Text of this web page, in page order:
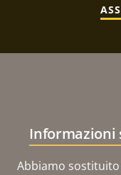
Informazioni
Abbiamo